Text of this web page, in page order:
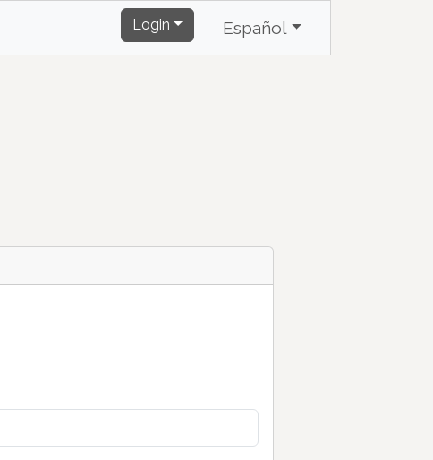
Login Español